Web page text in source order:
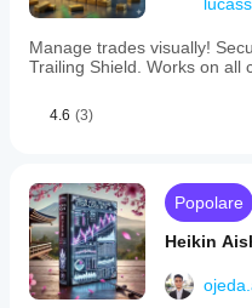
Manage trades visually!
Trailing Shield. Works on all
4.6 (3)
Popolare
Heikin